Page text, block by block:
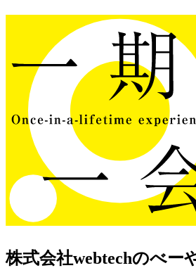
株式会社webtechのべー